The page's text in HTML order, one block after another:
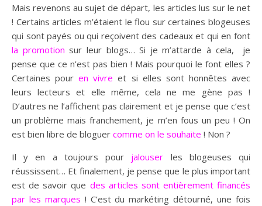
Mais revenons au sujet de départ, les articles lus sur le net
! Certains articles m’étaient le flou sur certaines blogeuses
qui sont payés ou qui reçoivent des cadeaux et qui en font
la promotion sur leur blogs… Si je m’attarde à cela, je
pense que ce n’est pas bien ! Mais pourquoi le font elles ?
Certaines pouren vivre et si elles sont honnêtes avec
leurs lecteurs et elle même, cela ne me gène pas !
D’autres ne l’affichent pas clairement et je pense que c’est
un problème mais franchement, je m’en fous un peu ! On
est bien libre de bloguer comme on le souhaite ! Non ?
Il y en a toujours pour jalouser les blogeuses qui
réussissent… Et finalement, je pense que le plus important
est de savoir que des articles sont entièrement financés
par les marques ! C’est du markéting détourné, une fois